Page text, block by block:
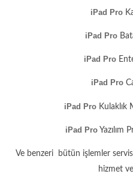
iPad Pro
iPad Pro
iPad Pro
iPad Pro
iPad Pro Kulaklık
iPad Pro Yazılım
Ve benzeri bütün işlemler
hizmet